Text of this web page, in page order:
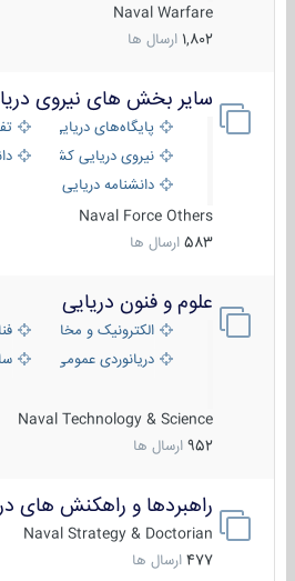
Naval Warfare
1,802 ارسال ها
سایر بخش های نیروی
پایگاه‌های دریایی
نیروی دریایی کشورهای
دانشنامه دریایی کپی
Naval Force Others
583 ارسال ها
علوم و فنون دریایی
الکترونیک و مخابرات دریایی
دریانوردی عمومی
Naval Technology & Science
952 ارسال ها
راهبردها و راهکنش های
Naval Strategy & Doctorian
477 ارسال ها